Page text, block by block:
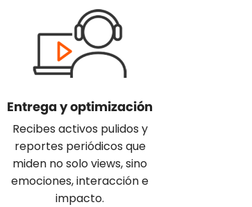
Entrega y optimización
Recibes activos pulidos y
reportes periódicos que
miden no solo views, sino
emociones, interacción e
impacto.